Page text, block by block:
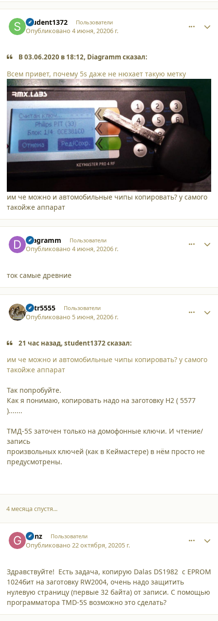
student1372 Пользователи
Опубликовано4 июня, 20206 г.
В 03.06.2020 в 18:12, Diagramm сказал:
Всем привет, почему 5s даже не нюхает такую метку
им че можно и автомобильные чипы копировать? у самого
такойже аппарат
Diagramm Пользователи
Опубликовано4 июня, 20206 г.
ток самые древние
petr5555 Пользователи
Опубликовано 5 июня, 20206 г.
21 час назад, student1372 сказал:
им че можно и автомобильные чипы копировать? у самого
такойже аппарат
Так попробуйте.
Как я понимаю, копировать надо на заготовку H2 ( 5577
).......
ТМД-5S заточен только на домофонные ключи. И чтение/
запись
произвольных ключей (как в Кеймастере) в нём просто не
предусмотрены.
4 месяца спустя...
Ganz Пользователи
Опубликовано22 октября, 20205 г.
Здравствуйте! Есть задача, копирую Dalas DS1982 с EPROM
1024бит на заготовку RW2004, очень надо защитить
нулевую страницу (первые 32 байта) от записи. С помощью
программатора TMD-5S возможно это сделать?